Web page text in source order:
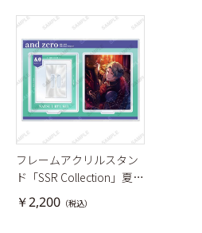
フレームアクリルスタン
ド「SSR Collection」夏井
流星
￥2,200 （税込）